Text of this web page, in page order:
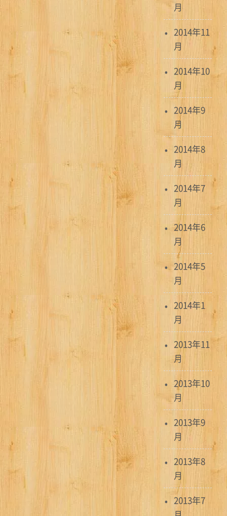
月
2014年11
月
2014年10
月
2014年9
月
2014年8
月
2014年7
月
2014年6
月
2014年5
月
2014年1
月
2013年11
月
2013年10
月
2013年9
月
2013年8
月
2013年7